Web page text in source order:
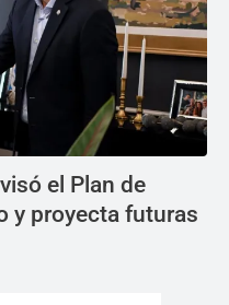
el Plan de
y proyecta futuras